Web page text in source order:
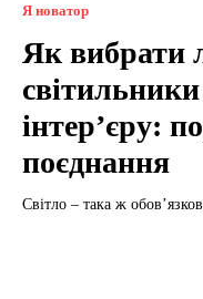
Я новатор
Як вибрати
інтер’єру:
поєднання
Світло – така ж